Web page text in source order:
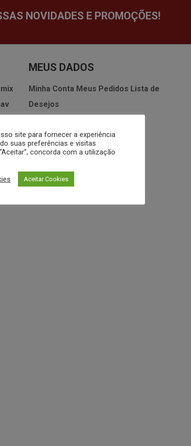
NOVIDADES E PROMOÇÕES!
MEUS DADOS
Minha Conta Meus Pedidos Lista de
Desejos
site para fornecer a experiência
suas preferências e visitas
concorda com a utilização
Aceitar Cookies